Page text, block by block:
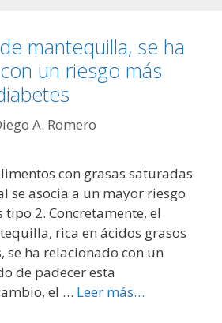
mantequilla, se ha
un riesgo más
A. Romero
con grasas saturadas
se asocia a un mayor riesgo
2. Concretamente, el
rica en ácidos grasos
se ha relacionado con un
de padecer esta
el … Leer más…